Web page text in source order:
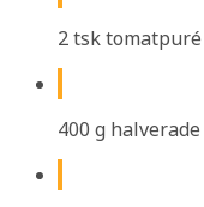
2 tsk tomatpuré
400 g